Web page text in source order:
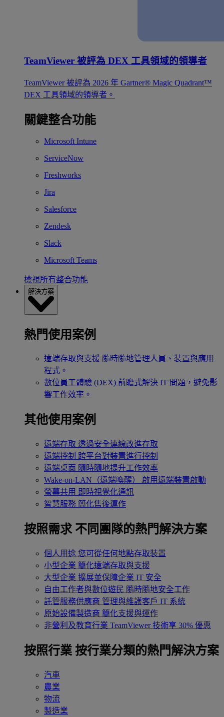
TeamViewer 被評為 DEX 工具領域的領導者
TeamViewer 被評為 2026 年 Gartner® Magic Quadrant™
DEX 工具領域的領導者。
關鍵整合功能
Microsoft Intune
ServiceNow
Freshworks
Jira
Salesforce
Zendesk
Slack
Microsoft Teams
檢視所有整合功能
解決方案
熱門使用案例
遠端存取與支援 隨時隨地管理人員、裝置與應用
程式。
數位員工體驗 (DEX) 前瞻式解決 IT 問題，避免影
響工作效率。
其他使用案例
遠端存取 透過安全連線改進存取
遠端控制 跨平台對裝置進行控制
遠端桌面 隨時隨地提升工作效率
Wake-on-LAN（遠端喚醒）
啟用遠端裝置啟動
螢幕共用 即時視覺化通訊
智慧服務 簡化售後運作
按照需求 不同團隊的熱門解決方案
個人用途 您可從任何地點存取裝置
小型企業 簡化遠端存取與支援
大型企業 擴展並保障企業 IT 安全
自由工作者與數位遊民 隨時隨地安全工作
託管服務供應商 管理與維護客戶 IT 系統
原始設備製造商 簡化支援與運作
非營利及教育行業 TeamViewer 技術享 30% 優惠
按照行業 按行業分類的熱門解決方案
汽車
農業
物流
製造業